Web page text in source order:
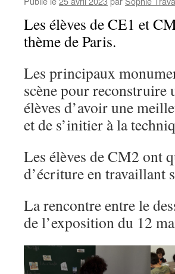
Les élèves de CE1 et
thème de Paris.
Les principaux
scène pour reconstruire
élèves d’avoir une
et de s’initier à la
Les élèves de CM2 ont
d’écriture en travaillant
La rencontre entre le
de l’exposition du 12